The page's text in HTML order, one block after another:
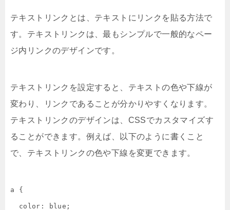
テキストリンクとは、テキストにリンクを貼る方法で
す。テキストリンクは、最もシンプルで一般的なペー
ジ内リンクのデザインです。
テキストリンクを設定すると、テキストの色や下線が
変わり、リンクであることが分かりやすくなります。
テキストリンクのデザインは、CSSでカスタマイズす
ることができます。例えば、以下のように書くこと
で、テキストリンクの色や下線を変更できます。
a {